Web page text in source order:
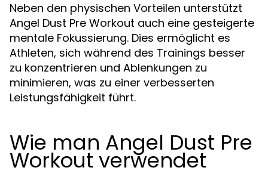
Neben den physischen Vorteilen unterstützt
Angel Dust Pre Workout auch eine gesteigerte
mentale Fokussierung. Dies ermöglicht es
Athleten, sich während des Trainings besser
zu konzentrieren und Ablenkungen zu
minimieren, was zu einer verbesserten
Leistungsfähigkeit führt.
Wie man Angel Dust Pre
Workout verwendet